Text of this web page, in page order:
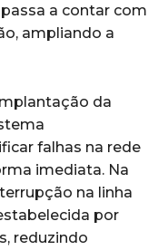
a contar com
ampliando a
da
falhas na rede
imediata. Na
na linha
por
reduzindo